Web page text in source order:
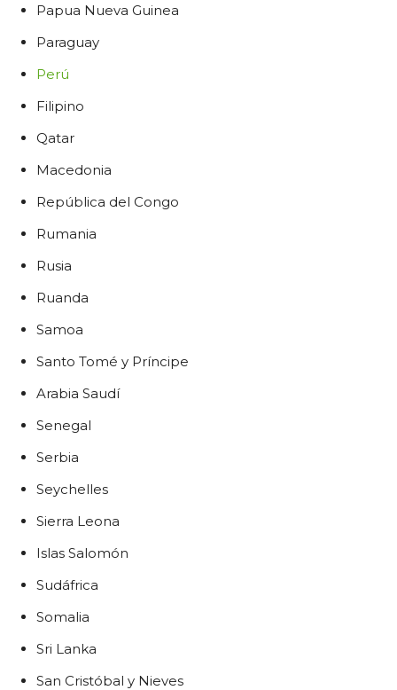
Papua Nueva Guinea
Paraguay
Perú
Filipino
Qatar
Macedonia
República del Congo
Rumania
Rusia
Ruanda
Samoa
Santo Tomé y Príncipe
Arabia Saudí
Senegal
Serbia
Seychelles
Sierra Leona
Islas Salomón
Sudáfrica
Somalia
Sri Lanka
San Cristóbal y Nieves